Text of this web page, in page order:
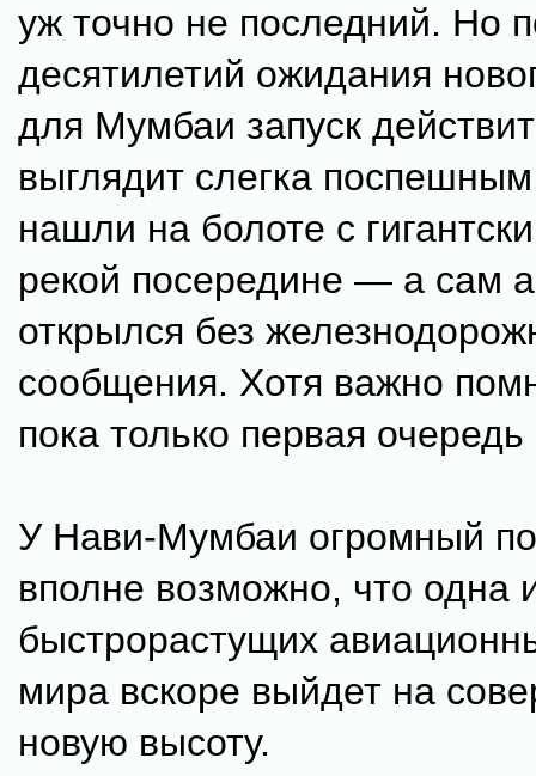
уж точно не последний. Но
десятилетий ожидания
для Мумбаи запуск
выглядит слегка
нашли на болоте с
рекой посередине — а сам
открылся без
сообщения. Хотя важно
пока только первая очередь
У Нави-Мумбаи огромный
вполне возможно, что одна
быстрорастущих
мира вскоре выйдет на
новую высоту.